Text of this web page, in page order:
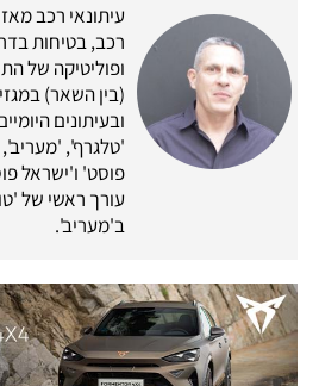
רכב, בטיחות
ופוליטיקה של
(בין השאר)
ובעיתונים
'טלגרף',
פוסט' ו'ישראל
עורך ראשי של
ב'מעריב'.